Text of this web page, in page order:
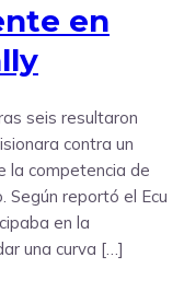
en
seis resultaron
contra un
la competencia de
Según reportó el Ecu
en la
una curva […]